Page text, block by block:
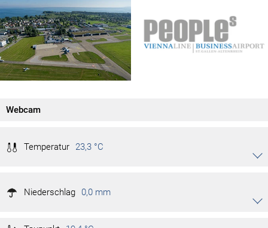
Webcam
Temperatur 23,3 °C Akkordeon auf-/zuklappen
21,2 °C
Tag min.
Niederschlag 0,0 mm Akkordeon auf-/zuklappen
0,0 mm/h
Niederschlagsrate